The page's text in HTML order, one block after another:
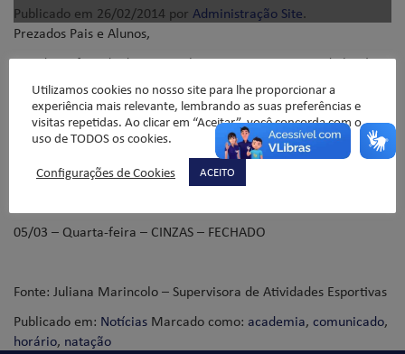
Publicado em 26/02/2014 por Administração Site.
Prezados Pais e Alunos,
Devido ao feriado de Carnaval, segue o cronograma de horários
do LICEU ACADEMIA/NATAÇÃO:
01/03 – Sábado – FECHADO
03/03 – Segunda-feira – FECHADO
05/03 – Quarta-feira – CINZAS – FECHADO
Fonte: Juliana Marincolo – Supervisora de Atividades Esportivas
Publicado em: Notícias Marcado como: academia, comunicado,
horário, natação
Utilizamos cookies no nosso site para lhe proporcionar a
experiência mais relevante, lembrando as suas preferências e
visitas repetidas. Ao clicar em “Aceitar”, você concorda com o
uso de TODOS os cookies.
Configurações de Cookies
ACEITO